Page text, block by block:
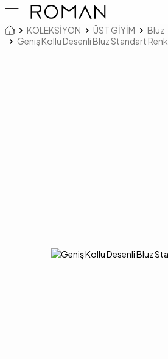
KOLEKSİYON ÜST GİYİM
Bluz
Geniş Kollu Desenli Bluz Standart Renk